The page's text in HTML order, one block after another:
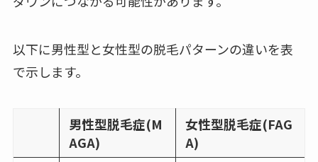
以下に男性型と女性型の脱毛パターンの違いを表
で示します。
男性型脱毛症(M
AGA)
女性型脱毛症(FAG
A)